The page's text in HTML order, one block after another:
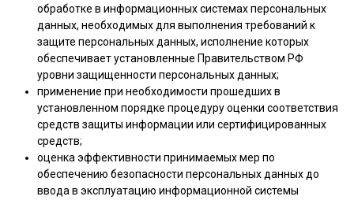
обработке в информационных системах персональных
данных, необходимых для выполнения требований к
защите персональных данных, исполнение которых
обеспечивает установленные Правительством РФ
уровни защищенности персональных данных;
применение при необходимости прошедших в
установленном порядке процедуру оценки соответствия
средств защиты информации или сертифицированных
средств;
оценка эффективности принимаемых мер по
обеспечению безопасности персональных данных до
ввода в эксплуатацию информационной системы